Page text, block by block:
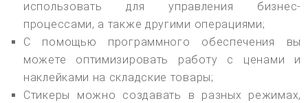
использовать для управления бизнес-
процессами, а также другими операциями;
С помощью программного обеспечения вы
можете оптимизировать работу с ценами и
наклейками на складские товары;
Стикеры можно создавать в разных режимах,